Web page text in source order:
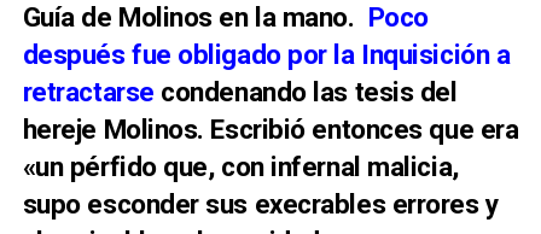
Guía de Molinos en la mano. Poco
después fue obligado por la Inquisición a
retractarse condenando las tesis del
hereje Molinos. Escribió entonces que era
«un pérfido que, con infernal malicia,
supo esconder sus execrables errores y